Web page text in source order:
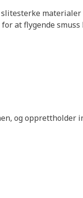
at flygende
og opprettholder